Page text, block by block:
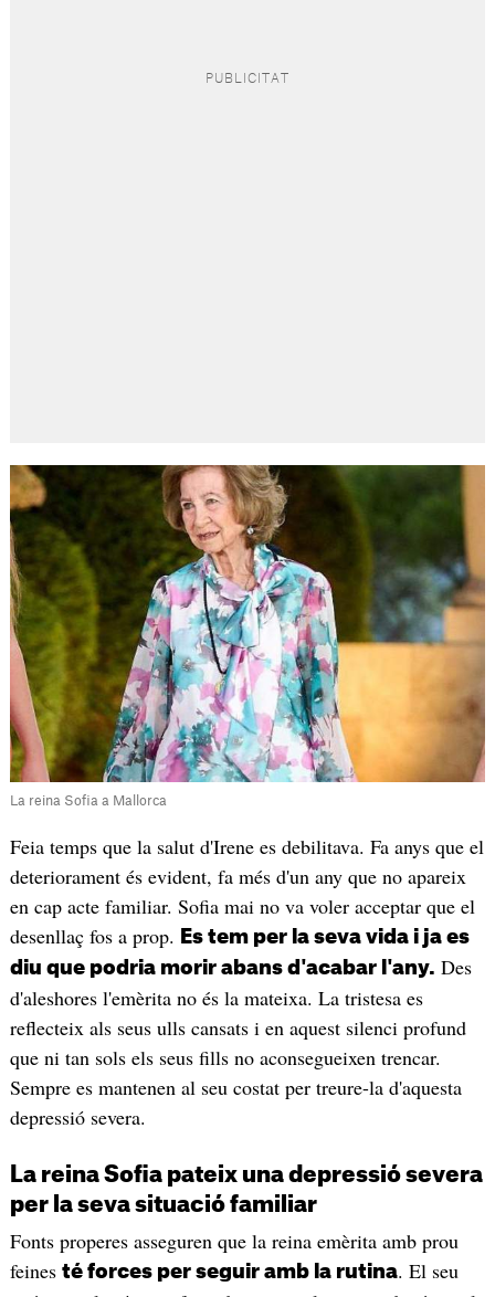
La reina Sofia a Mallorca
Feia temps que la salut d'Irene es debilitava. Fa anys que el
deteriorament és evident, fa més d'un any que no apareix
en cap acte familiar. Sofia mai no va voler acceptar que el
desenllaç fos a prop.
Es tem per la seva vida i ja es
diu que podria morir abans d'acabar l'any. Des
d'aleshores l'emèrita no és la mateixa. La tristesa es
reflecteix als seus ulls cansats i en aquest silenci profund
que ni tan sols els seus fills no aconsegueixen trencar.
Sempre es mantenen al seu costat per treure-la d'aquesta
depressió severa.
La reina Sofia pateix una depressió severa
per la seva situació familiar
Fonts properes asseguren que la reina emèrita amb prou
feines té forces per seguir amb la rutina. El seu